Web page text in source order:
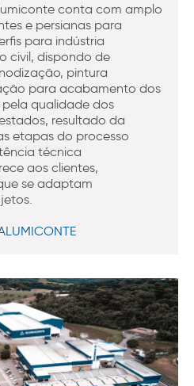
conta com amplo
e persianas para
para indústria
civil, dispondo de
pintura
para acabamento dos
qualidade dos
resultado da
etapas do processo
técnica
aos clientes,
se adaptam